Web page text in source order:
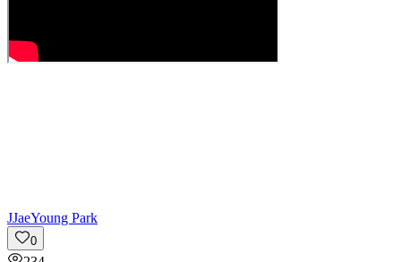
JJaeYoung Park
0